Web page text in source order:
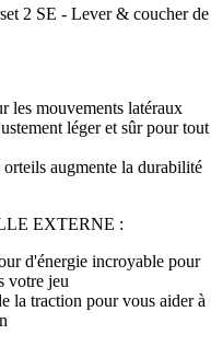
2 SE - Lever & coucher de
les mouvements latéraux
léger et sûr pour tout
augmente la durabilité
EXTERNE :
d'énergie incroyable pour
votre jeu
la traction pour vous aider à